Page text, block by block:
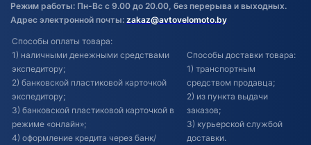
Режим работы: Пн-Вс с 9.00 до 20.00, без перерыва и выходных.
Адрес электронной почты: zakaz@avtovelomoto.by
Способы оплаты товара:
1) наличными денежными средствами
экспедитору;
2) банковской пластиковой карточкой
экспедитору;
3) банковской пластиковой карточкой в
режиме «онлайн»;
4) оформление кредита через банк/
Способы доставки товара:
1) транспортным
средством продавца;
2) из пункта выдачи
заказов;
3) курьерской службой
доставки.